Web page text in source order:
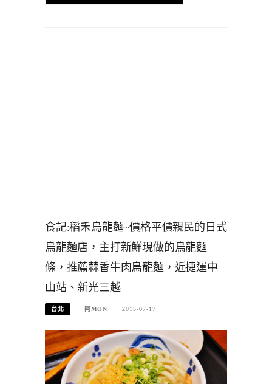
食記:稻禾烏龍麵~價格平價親民的日式
烏龍麵店，主打新鮮現做的烏龍麵
條，推薦蒜香牛肉烏龍麵，近捷運中
山站、新光三越
台北 阿MON 2015-07-17